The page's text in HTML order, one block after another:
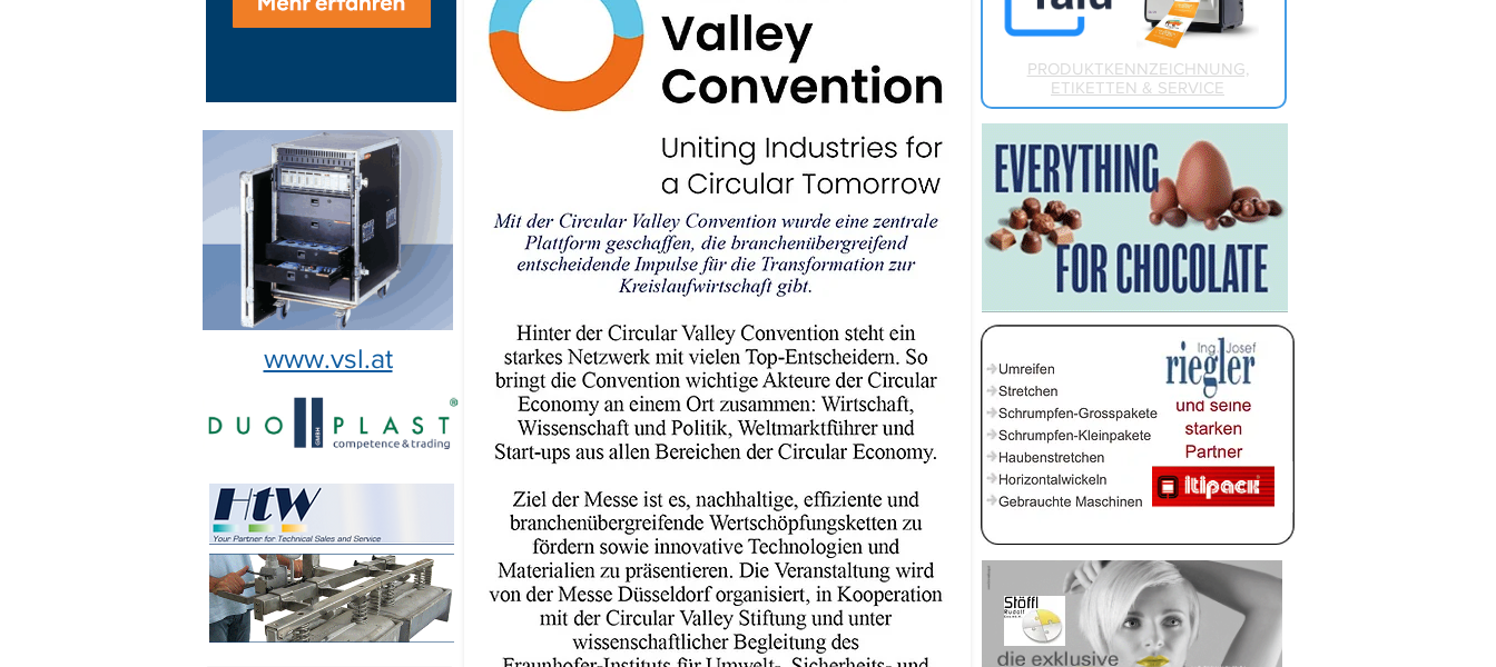
www.vsl.at
PRODUKTKENNZEICHNUNG,
ETIKETTEN & SERVICE